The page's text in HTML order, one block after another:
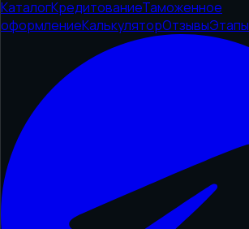
КаталогКредитованиеТаможенное
оформлениеКалькуляторОтзывы